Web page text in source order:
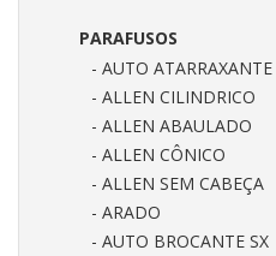
PARAFUSOS
- AUTO ATARRAXANTE
- ALLEN CILINDRICO
- ALLEN ABAULADO
- ALLEN CÔNICO
- ALLEN SEM CABEÇA
- ARADO
- AUTO BROCANTE SX